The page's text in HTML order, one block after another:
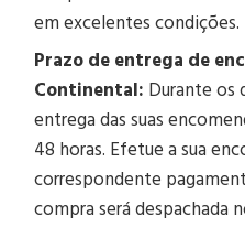
em excelentes condições.
Prazo de entrega de
Continental: Durante os
entrega das suas
48 horas. Efetue a sua
correspondente
compra será despachada